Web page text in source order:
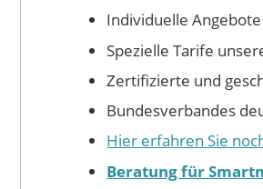
Individuelle
Spezielle Tarife
Zertifizierte und
Bundesverbandes
Hier erfahren Sie
Beratung für